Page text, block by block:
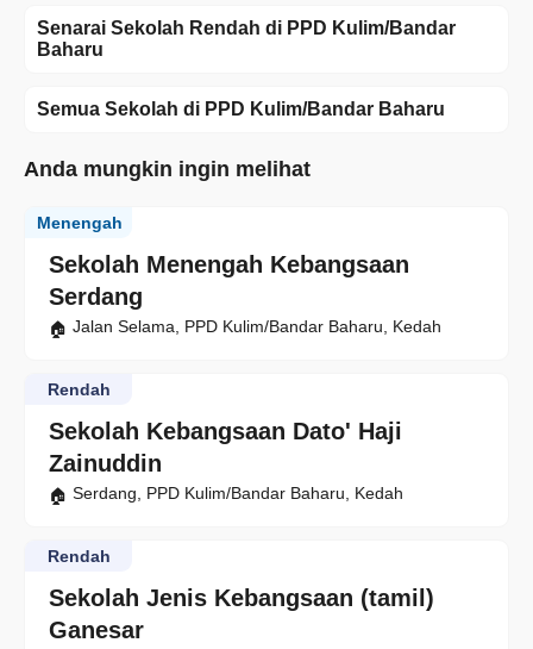
Senarai Sekolah Rendah di PPD Kulim/Bandar
Baharu
Semua Sekolah di PPD Kulim/Bandar Baharu
Anda mungkin ingin melihat
Sekolah Menengah Kebangsaan
Serdang
Menengah
Jalan Selama, PPD Kulim/Bandar Baharu, Kedah
Sekolah Kebangsaan Dato' Haji
Zainuddin
Rendah
Serdang, PPD Kulim/Bandar Baharu, Kedah
Sekolah Jenis Kebangsaan (tamil)
Ganesar
Rendah